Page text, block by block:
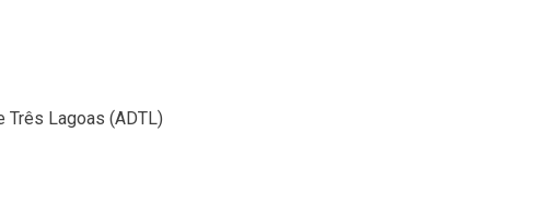
Três Lagoas (ADTL)